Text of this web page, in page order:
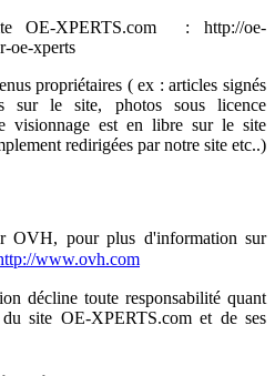
OE-XPERTS.com : http://oe-
oe-xperts
propriétaires ( ex : articles signés
sur le site, photos sous licence
visionnage est en libre sur le site
redirigées par notre site etc..)
OVH, pour plus d'information sur
www.ovh.com
décline toute responsabilité quant
site OE-XPERTS.com et de ses